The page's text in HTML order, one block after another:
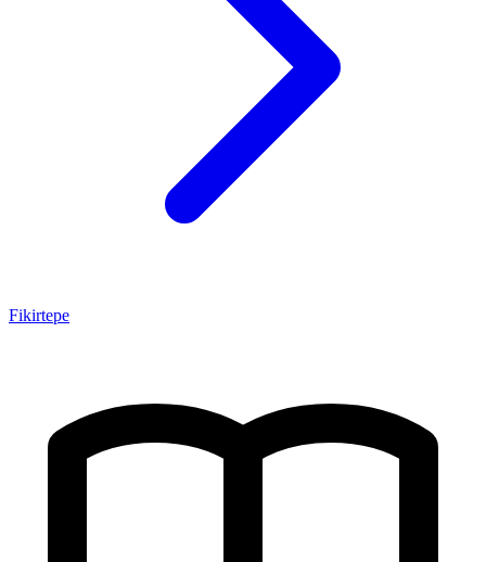
Fikirtepe